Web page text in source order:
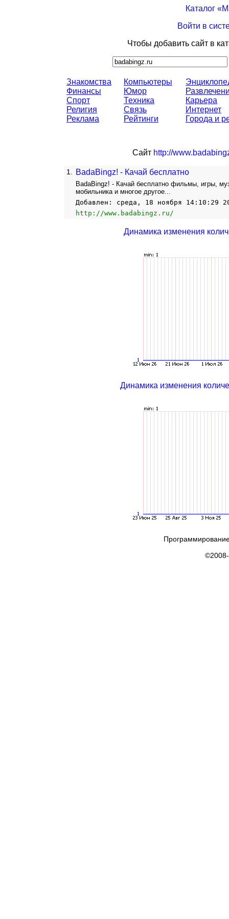
Каталог
Войти в
Чтобы добавить сайт в
Знакомства
Финансы
Спорт
Религия
Реклама
Компьютеры
Юмор
Техника
Связь
Рейтинги
Карьера
Интернет
Города и
Сайт http://
1. BadaBingz! - Качай бесплатно
BadaBingz! - Качай бесплатно фильмы, игры,
мобильника и многое другое...
Добавлен: среда, 18 ноября 14:10:29
http://www.badabingz.ru/
Динамика изменения
Динамика изменения